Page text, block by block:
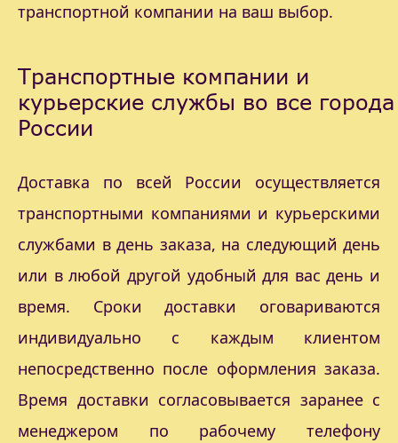
транспортной компании на ваш выбор.
Транспортные компании и
курьерские службы во все города
России
Доставка по всей России осуществляется
транспортными компаниями и курьерскими
службами в день заказа, на следующий день
или в любой другой удобный для вас день и
время. Сроки доставки оговариваются
индивидуально с каждым клиентом
непосредственно после оформления заказа.
Время доставки согласовывается заранее с
менеджером по рабочему телефону